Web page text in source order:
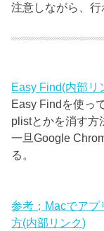
注意しながら、行
Easy Find(内部リ
Easy Findを使っ
plistとかを消す方
一旦Google
る。
参考；Macでアプ
方(内部リンク)